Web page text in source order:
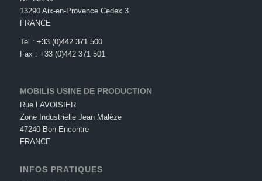
13290 Aix-en-Provence Cedex 3
FRANCE
Tel : +33 (0)442 371 500
Fax : +33 (0)442 371 501
MOBILIS USINE DE PRODUCTION
Rue LAVOISIER
Zone Industrielle Jean Malèze
47240 Bon-Encontre
FRANCE
INFOS PRATIQUES